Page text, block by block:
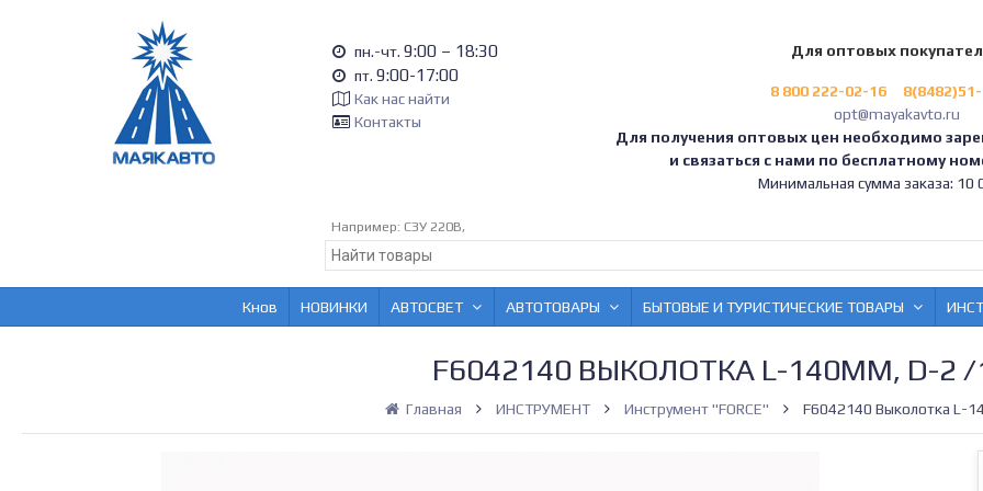
пн.-чт. 9:00 – 18:30
пт. 9:00-17:00
Как нас найти
Контакты
Для оптовых
8 800 222-02-16
opt@mayakavto.ru
Для получения оптовых цен необходимо
и связаться с нами по бесплатному
Минимальная сумма заказа: 10
Например: СЗУ 220В,
Кнов НОВИНКИ АВТОСВЕТ АВТОТОВАРЫ БЫТОВЫЕ И ТУРИСТИЧЕСКИЕ ТОВАРЫ
F6042140 ВЫКОЛОТКА L-140ММ, D-2
Главная ИНСТРУМЕНТ Инструмент "FORCE" F6042140 Выколотка L-